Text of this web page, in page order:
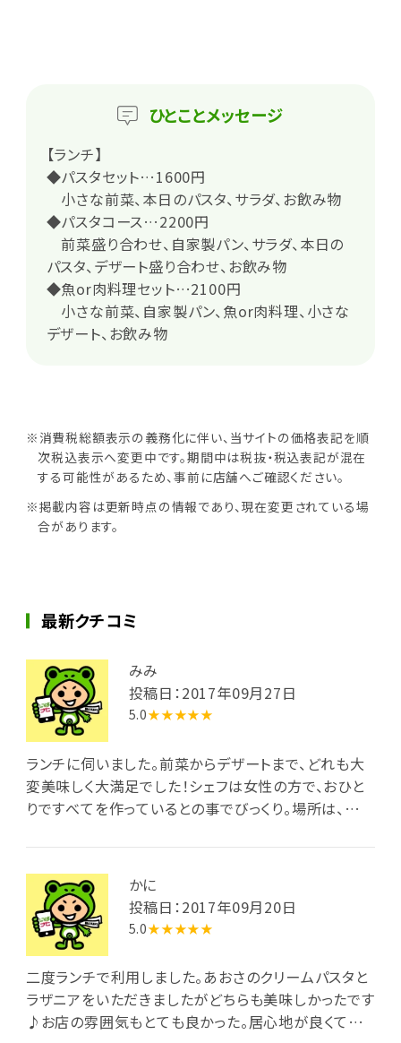
ひとことメッセージ
【ランチ】
◆パスタセット…1600円
小さな前菜、本日のパスタ、サラダ、お飲み物
◆パスタコース…2200円
前菜盛り合わせ、自家製パン、サラダ、本日の
パスタ、デザート盛り合わせ、お飲み物
◆魚or肉料理セット…2100円
小さな前菜、自家製パン、魚or肉料理、小さな
デザート、お飲み物
※消費税総額表示の義務化に伴い、当サイトの価格表記を順
次税込表示へ変更中です。期間中は税抜・税込表記が混在
する可能性があるため、事前に店舗へご確認ください。
※掲載内容は更新時点の情報であり、現在変更されている場
合があります。
最新クチコミ
みみ
投稿日：2017年09月27日
5.0★★★★★
ランチに伺いました。前菜からデザートまで、どれも大
変美味しく大満足でした！シェフは女性の方で、おひと
りですべてを作っているとの事でびっくり。場所は、教え
的レストランです。
かに
投稿日：2017年09月20日
5.0★★★★★
二度ランチで利用しました。あおさのクリームパスタと
ラザニアをいただきましたがどちらも美味しかったです
♪お店の雰囲気もとても良かった。居心地が良くて時